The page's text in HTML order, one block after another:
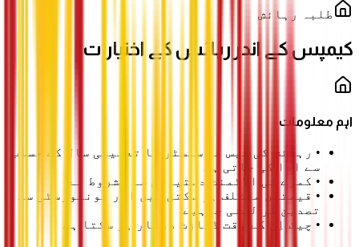
طلبہ رہائش
کیمپس کے اندر رہائش کے اختیارات
اہم معلومات
• رہائش کی فیس فی سمسٹر یا تعلیمی سال کے حساب
سے ادا کی جاتی ہے
• کمرے کی الاٹمنٹ دستیابی سے مشروط ہے
• قیمتیں مختلف ہو سکتی ہیں اور یونیورسٹی سے
تصدیق کر لینی چاہیے
• چیک اِن کے وقت ڈپازٹ درکار ہو سکتا ہے